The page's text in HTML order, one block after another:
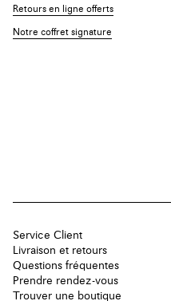
Retours en ligne offerts
Notre coffret signature
Service Client
Livraison et retours
Questions fréquentes
Prendre rendez-vous
Trouver une boutique